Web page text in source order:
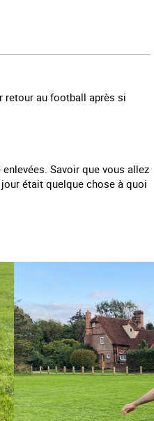
retour au football après si
Savoir que vous allez
était quelque chose à quoi